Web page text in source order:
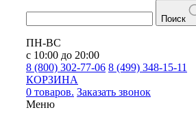
Поиск
ПН-ВС
с 10:00 до 20:00
8 (800) 302-77-06 8 (499) 348-15-11
КОРЗИНА
0 товаров. Заказать звонок
Меню